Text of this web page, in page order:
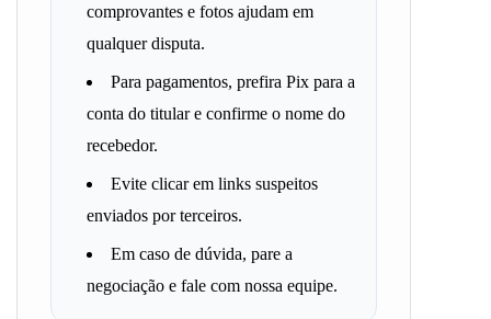
comprovantes e fotos ajudam em
qualquer disputa.
Para pagamentos, prefira Pix para a
conta do titular e confirme o nome do
recebedor.
Evite clicar em links suspeitos
enviados por terceiros.
Em caso de dúvida, pare a
negociação e fale com nossa equipe.